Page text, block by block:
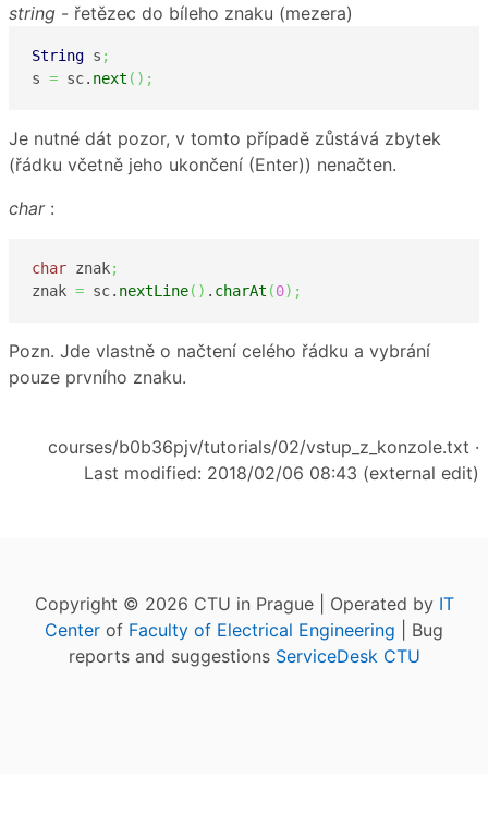
string - řetězec do bíleho znaku (mezera)
String s ;
s = sc. next ( ) ;
Je nutné dát pozor, v tomto případě zůstává zbytek
(řádku včetně jeho ukončení (Enter)) nenačten.
char:
char znak;
znak = sc. nextLine( ) . charAt (0) ;
Pozn. Jde vlastně o načtení celého řádku a vybrání
pouze prvního znaku.
courses/b0b36pjv/tutorials/02/vstup_z_konzole.txt ·
Last modified: 2018/02/06 08:43 (external edit)
Copyright © 2026 CTU in Prague | Operated by IT
Center of Faculty of Electrical Engineering | Bug
reports and suggestions ServiceDesk CTU